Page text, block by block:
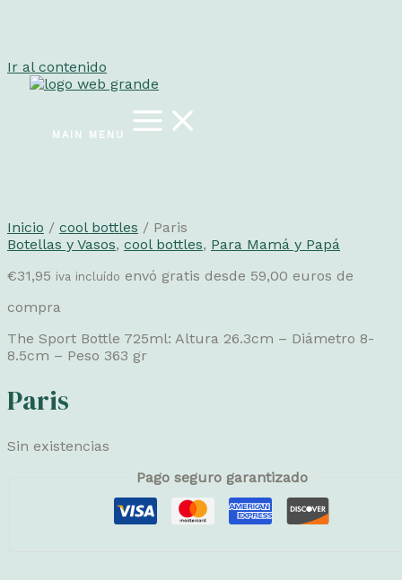
Ir al contenido
MAIN MENU
Inicio / cool bottles / Paris
Botellas y Vasos, cool bottles, Para Mamá y Papá
€31,95 iva incluído envó gratis desde 59,00 euros de
compra
The Sport Bottle 725ml: Altura 26.3cm – Diámetro 8-
8.5cm – Peso 363 gr
Paris
Sin existencias
Pago seguro garantizado